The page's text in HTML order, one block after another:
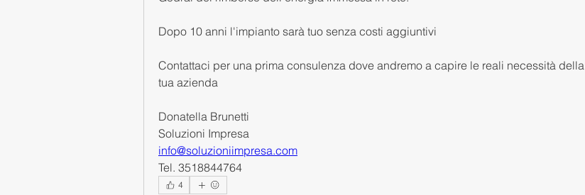
Dopo 10 anni l'impianto sarà tuo senza costi aggiuntivi
Contattaci per una prima consulenza dove andremo a capire le reali necessità della
tua azienda
Donatella Brunetti
Soluzioni Impresa
info@soluzioniimpresa.com
Tel. 3518844764
4